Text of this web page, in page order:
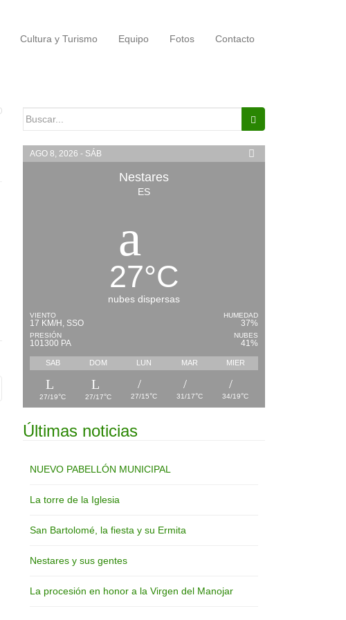
Cultura y Turismo Equipo Fotos Contacto
Buscar:
AGO 8, 2026 - SÁB
Nestares
ES
27°C
nubes dispersas
VIENTO
17 KM/H, SSO
PRESIÓN
101300 PA
HUMEDAD
37%
NUBES
41%
SAB DOM LUN MAR MIER
27/19°C 27/17°C 27/15°C 31/17°C 34/19°C
Últimas noticias
NUEVO PABELLÓN MUNICIPAL
La torre de la Iglesia
San Bartolomé, la fiesta y su Ermita
Nestares y sus gentes
La procesión en honor a la Virgen del Manojar